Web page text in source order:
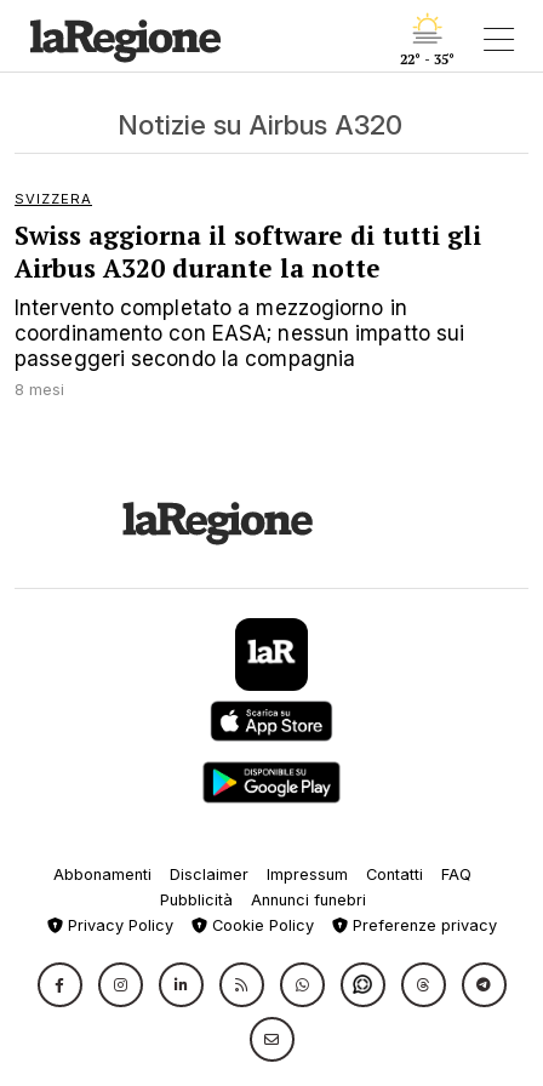
22° - 35°
Notizie su Airbus A320
SVIZZERA
Swiss aggiorna il software di tutti gli
Airbus A320 durante la notte
Intervento completato a mezzogiorno in
coordinamento con EASA; nessun impatto sui
passeggeri secondo la compagnia
8 mesi
Abbonamenti Disclaimer Impressum Contatti
FAQ
Pubblicità
Annunci funebri
Privacy Policy
Cookie Policy Preferenze privacy